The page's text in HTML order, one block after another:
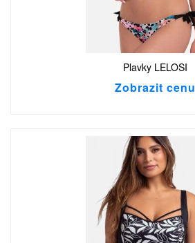
Plavky LELOSI
Zobrazit cenu